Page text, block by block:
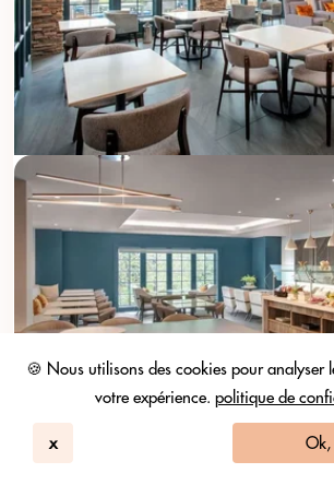
🍪 Nous utilisons des cookies pour analyser
votre expérience. politique de
x Ok,